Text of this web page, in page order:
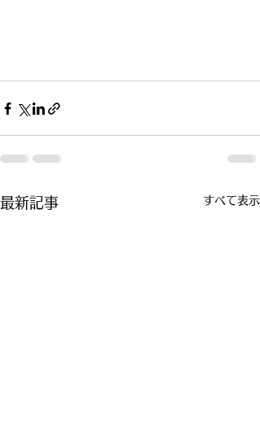
最新記事 すべて表示